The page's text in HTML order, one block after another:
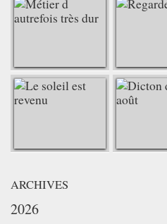
ARCHIVES
2026